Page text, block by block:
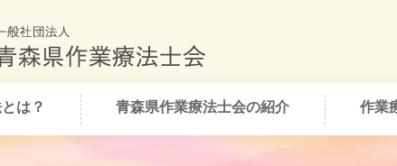
は？ 青森県作業療法士会の紹介 作業